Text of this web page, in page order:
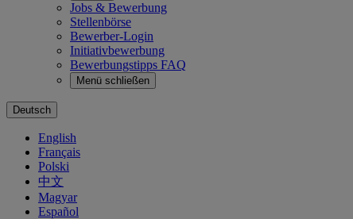
Jobs & Bewerbung
Stellenbörse
Bewerber-Login
Initiativbewerbung
Bewerbungstipps FAQ
Menü schließen
Deutsch
English
Français
Polski
中文
Magyar
Español